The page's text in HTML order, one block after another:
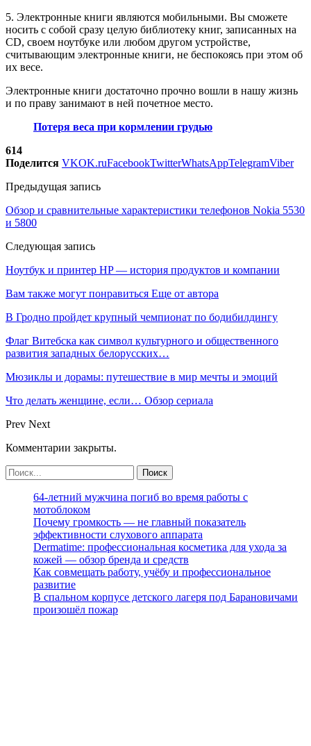
5. Электронные книги являются мобильными. Вы сможете
носить с собой сразу целую библиотеку книг, записанных на
CD, своем ноутбуке или любом другом устройстве,
считывающим электронные книги, не беспокоясь при этом об
их весе.
Электронные книги достаточно прочно вошли в нашу жизнь
и по праву занимают в ней почетное место.
Потеря веса при кормлении грудью
614
Поделится VKOK.ruFacebookTwitterWhatsAppTelegramViber
Предыдущая запись
Обзор и сравнительные характеристики телефонов Nokia 5530
и 5800
Следующая запись
Ноутбук и принтер HP — история продуктов и компании
Вам также могут понравиться Еще от автора
В Гродно пройдет крупный чемпионат по бодибилдингу
Флаг Витебска как символ культурного и общественного
развития западных белорусских…
Мюзиклы и дорамы: путешествие в мир мечты и эмоций
Что делать женщине, если… Обзор сериала
Prev Next
Комментарии закрыты.
64-летний мужчина погиб во время работы с
мотоблоком
Почему громкость — не главный показатель
эффективности слухового аппарата
Dermatime: профессиональная косметика для ухода за
кожей — обзор бренда и средств
Как совмещать работу, учёбу и профессиональное
развитие
В спальном корпусе детского лагеря под Барановичами
произошёл пожар